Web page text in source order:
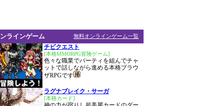
無料オンラインゲーム一覧
ラインゲーム
チビクエスト
[本格MMORPG冒険ゲーム]
色々な職業でパーティを組んでチャ
ットで話しながら進める本格ブラウ
ザRPGです
ラグナブレイク・サーガ
[本格カード]